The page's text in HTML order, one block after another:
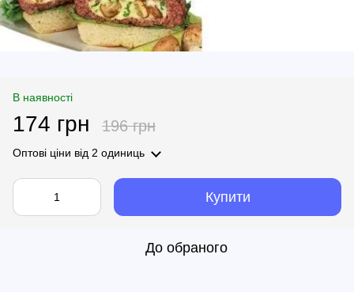
В наявності
174 грн 196 грн
Оптові ціни від 2 одиниць
Купити
До обраного